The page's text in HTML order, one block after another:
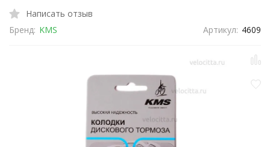
Написать отзыв
Бренд: KMS Артикул: 4609